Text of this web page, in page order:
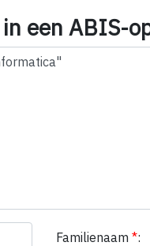
een ABIS-
Familienaam *: